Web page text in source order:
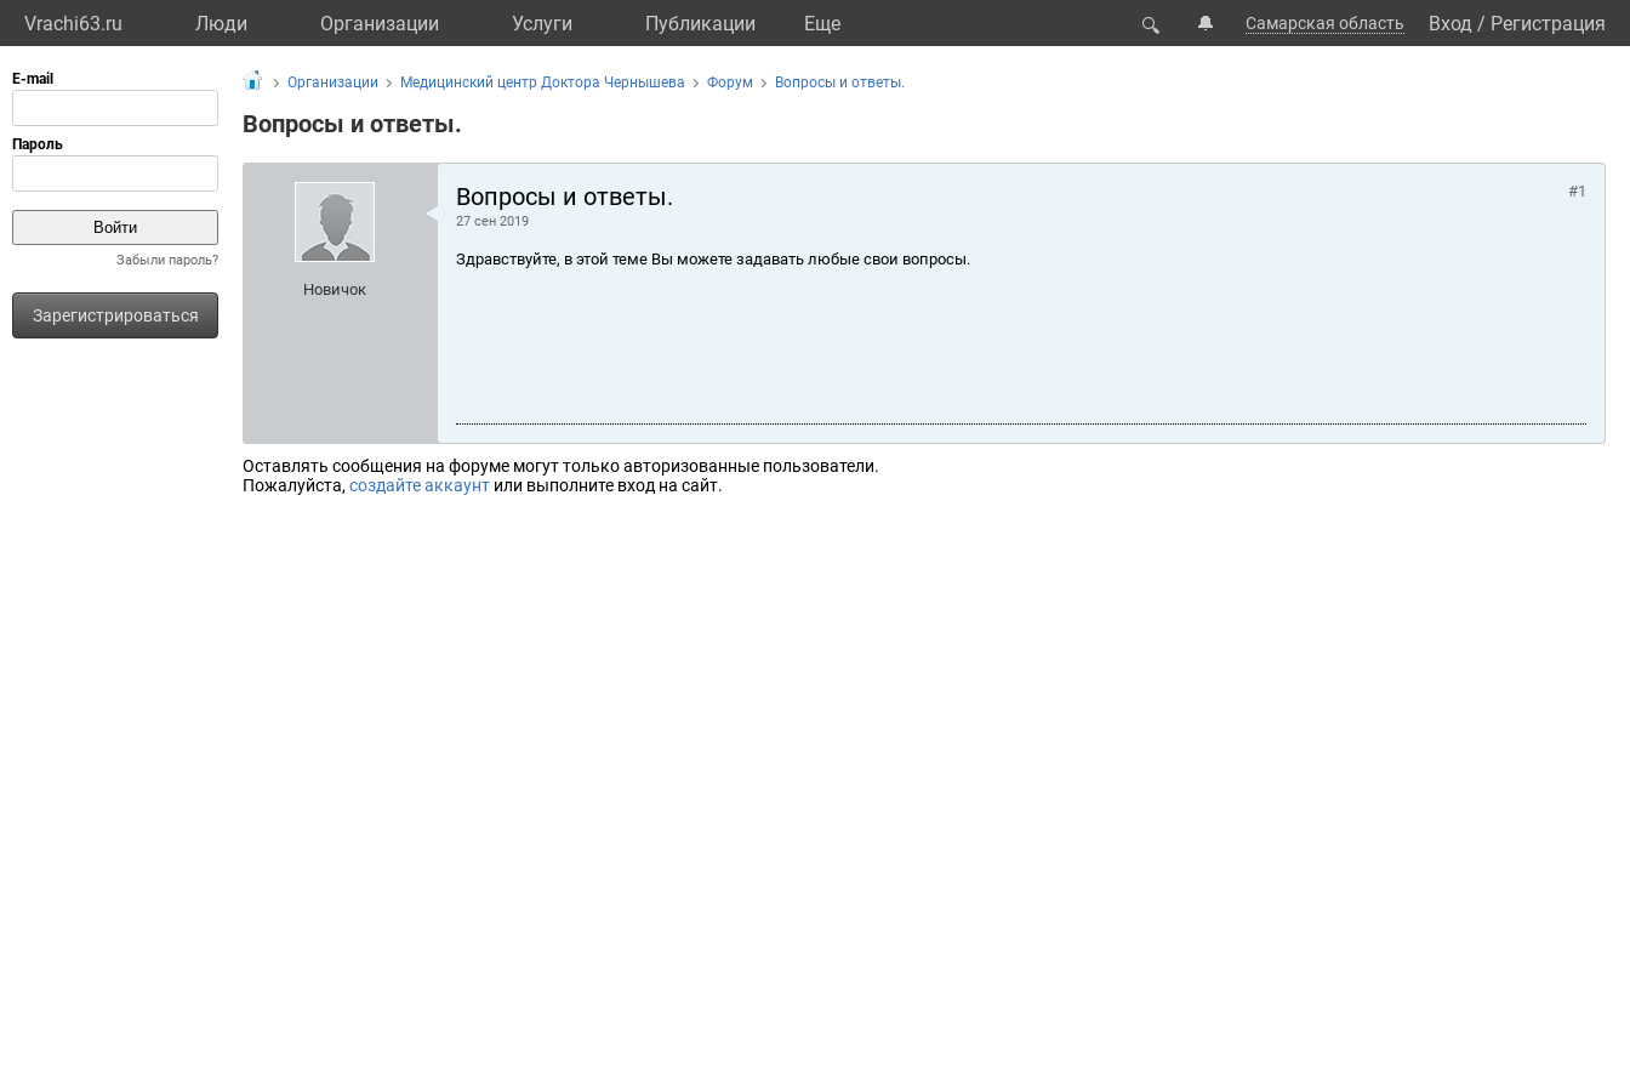
Vrachi63.ru Люди Организации Услуги Публикации Eще 🔍 🔔 Самарская область Вход / Регистрация
Забыли пароль?
Зарегистрироваться
Организации Медицинский центр Доктора Чернышева Форум Вопросы и ответы.
Вопросы и ответы.
Новичок
Вопросы и ответы.
27 сен 2019
#1
Здравствуйте, в этой теме Вы можете задавать любые свои вопросы.
Оставлять сообщения на форуме могут только авторизованные пользователи.
Пожалуйста, создайте аккаунт или выполните вход на сайт.